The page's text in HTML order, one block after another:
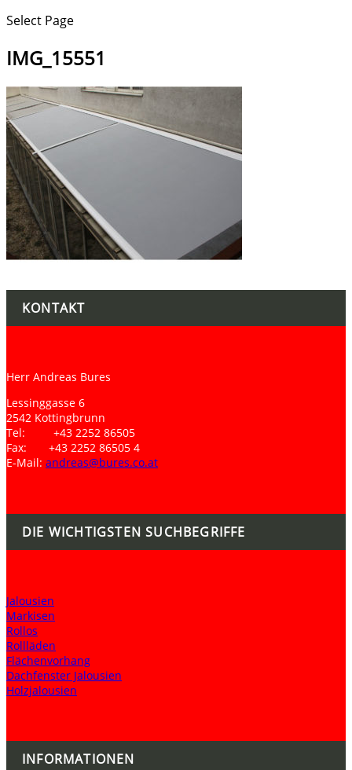
Select Page
IMG_15551
KONTAKT
Herr Andreas Bures
Lessinggasse 6
2542 Kottingbrunn
Tel: +43 2252 86505
Fax: +43 2252 86505 4
E-Mail: andreas@bures.co.at
DIE WICHTIGSTEN SUCHBEGRIFFE
Jalousien
Markisen
Rollos
Rollläden
Flächenvorhang
Dachfenster Jalousien
Holzjalousien
INFORMATIONEN